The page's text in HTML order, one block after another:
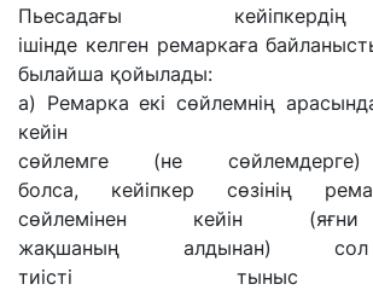
Пьесадағы
ішінде келген ремаркаға
былайша қойылады:
а) Ремаркаекі сөйлемнің
кейін
сөйлемге (не
болса, кейіпкер сөзінің
сөйлемінен кейін
жақшаның алдынан)
тиісті